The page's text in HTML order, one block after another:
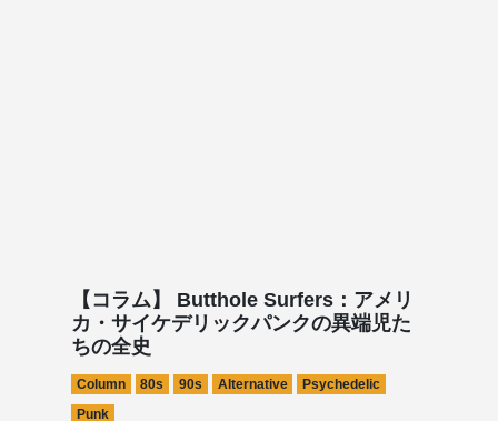
【コラム】 Butthole Surfers：アメリ
カ・サイケデリックパンクの異端児た
ちの全史
Column 80s 90s Alternative
Psychedelic
Punk